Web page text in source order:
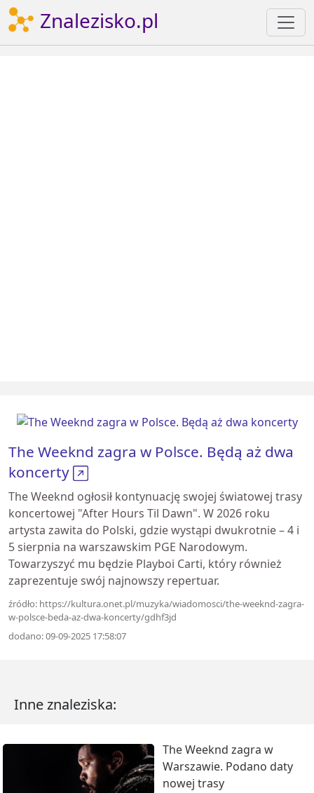
Znalezisko.pl
The Weeknd zagra w Polsce. Będą aż dwa
koncerty
The Weeknd ogłosił kontynuację swojej światowej trasy
koncertowej "After Hours Til Dawn". W 2026 roku
artysta zawita do Polski, gdzie wystąpi dwukrotnie – 4 i
5 sierpnia na warszawskim PGE Narodowym.
Towarzyszyć mu będzie Playboi Carti, który również
zaprezentuje swój najnowszy repertuar.
źródło: https://kultura.onet.pl/muzyka/wiadomosci/the-weeknd-zagra-
w-polsce-beda-az-dwa-koncerty/gdhf3jd
dodano: 09-09-2025 17:58:07
Inne znaleziska:
The Weeknd zagra w
Warszawie. Podano daty
nowej trasy